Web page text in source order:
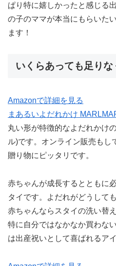
ぱり特に嬉しかったと感じる
の子のママが本当にもらいた
ます！
いくらあっても足りな
Amazonで詳細を見る
まあるいよだれかけ
丸い形が特徴的なよだれかけ
ル)です。オンライン販売もし
贈り物にピッタリです。
赤ちゃんが成長するとともに
タイです。よだれがどうして
赤ちゃんならスタイの洗い替
特に自分ではなかなか買わな
は出産祝いとして喜ばれるア